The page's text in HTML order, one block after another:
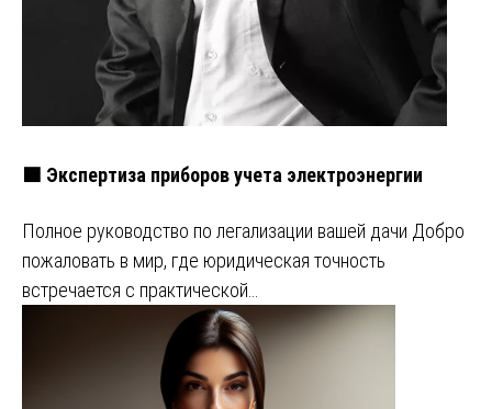
🟩 Экспертиза приборов учета электроэнергии
Полное руководство по легализации вашей дачи Добро
пожаловать в мир, где юридическая точность
встречается с практической…